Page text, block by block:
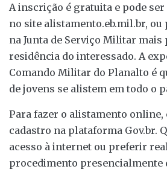
A inscrição é gratuita e pode
no site alistamento.eb.mil.br,
na Junta de Serviço Militar mais
residência do interessado. A
Comando Militar do Planalto é
de jovens se alistem em todo o
Para fazer o alistamento online,
cadastro na plataforma Gov.br.
acesso à internet ou preferir
procedimento presencialmente